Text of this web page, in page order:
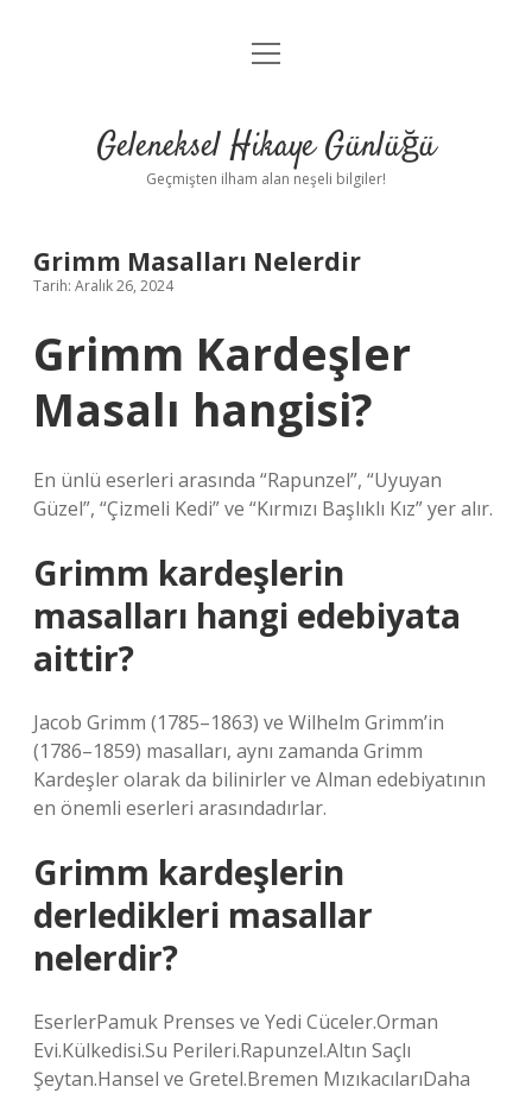
Anasayfa
Yasal Uyarı
menüyü
Geleneksel Hikaye Günlüğü
Geçmişten ilham alan neşeli bilgiler!
Grimm Masalları Nelerdir
Tarih: Aralık 26, 2024
Grimm Kardeşler
Masalı hangisi?
En ünlü eserleri arasında “Rapunzel”, “Uyuyan
Güzel”, “Çizmeli Kedi” ve “Kırmızı Başlıklı Kız” yer alır.
Grimm kardeşlerin
masalları hangi edebiyata
aittir?
Jacob Grimm (1785–1863) ve Wilhelm Grimm’in
(1786–1859) masalları, aynı zamanda Grimm
Kardeşler olarak da bilinirler ve Alman edebiyatının
en önemli eserleri arasındadırlar.
Grimm kardeşlerin
derledikleri masallar
nelerdir?
EserlerPamuk Prenses ve Yedi Cüceler.Orman
Evi.Külkedisi.Su Perileri.Rapunzel.Altın Saçlı
Şeytan.Hansel ve Gretel.Bremen MızıkacılarıDaha